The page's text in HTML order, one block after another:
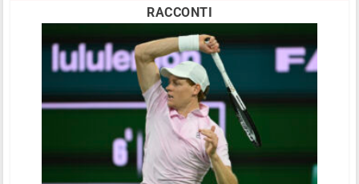
RACCONTI